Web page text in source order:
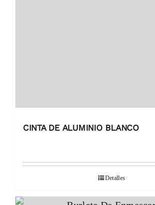
CINTA DE ALUMINIO BLANCO
Detalles